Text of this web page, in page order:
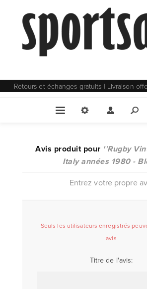
Retours et échanges gratuits | Livraison
Avis produit pour
Rugby
Italy années 1980 -
Entrez votre propre
Seuls les utilisateurs enregistrés
avis
Titre de l'avis: